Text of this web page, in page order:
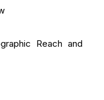
Reach and